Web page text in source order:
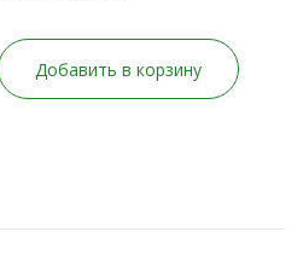
Добавить в корзину